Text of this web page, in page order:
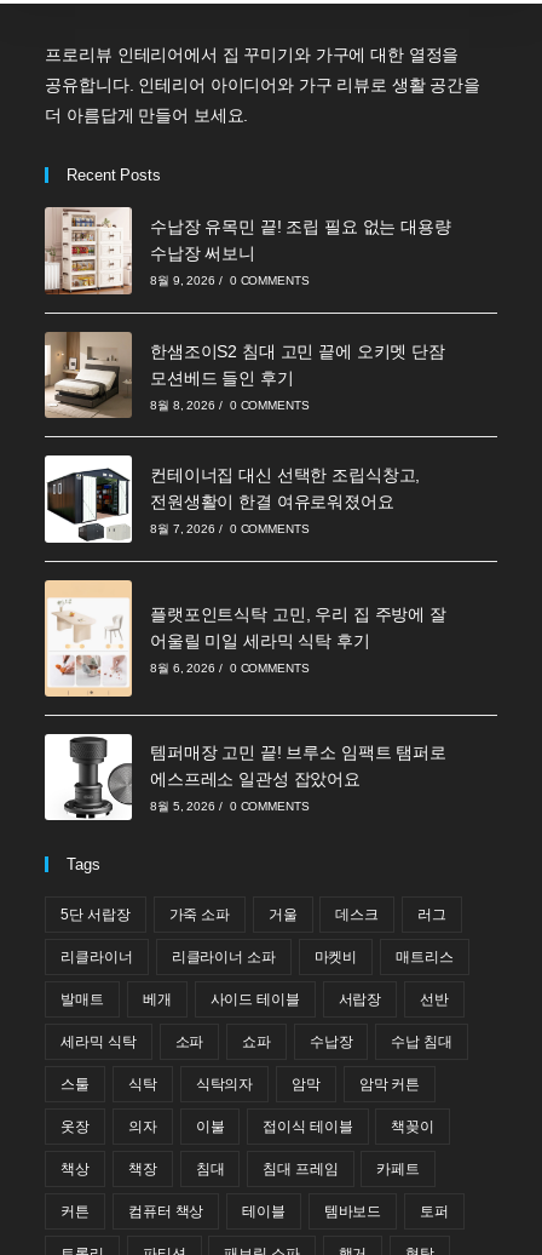
프로리뷰 인테리어에서 집 꾸미기와 가구에 대한 열정을
공유합니다. 인테리어 아이디어와 가구 리뷰로 생활 공간을
더 아름답게 만들어 보세요.
Recent Posts
수납장 유목민 끝! 조립 필요 없는 대용량
수납장 써보니
8월 9, 2026 / 0 COMMENTS
한샘조이S2 침대 고민 끝에 오키멧 단잠
모션베드 들인 후기
8월 8, 2026 / 0 COMMENTS
컨테이너집 대신 선택한 조립식창고,
전원생활이 한결 여유로워졌어요
8월 7, 2026 / 0 COMMENTS
플랫포인트식탁 고민, 우리 집 주방에 잘
어울릴 미일 세라믹 식탁 후기
8월 6, 2026 / 0 COMMENTS
템퍼매장 고민 끝! 브루소 임팩트 탬퍼로
에스프레소 일관성 잡았어요
8월 5, 2026 / 0 COMMENTS
Tags
5단 서랍장 가죽 소파 거울 데스크 러그
리클라이너 리클라이너 소파 마켓비 매트리스
발매트 베개 사이드 테이블 서랍장 선반
세라믹 식탁 소파 쇼파 수납장 수납 침대
스툴 식탁 식탁의자 암막 암막 커튼
옷장 의자 이불 접이식 테이블 책꽂이
책상 책장 침대 침대 프레임 카페트
커튼 컴퓨터 책상 테이블 템바보드 토퍼